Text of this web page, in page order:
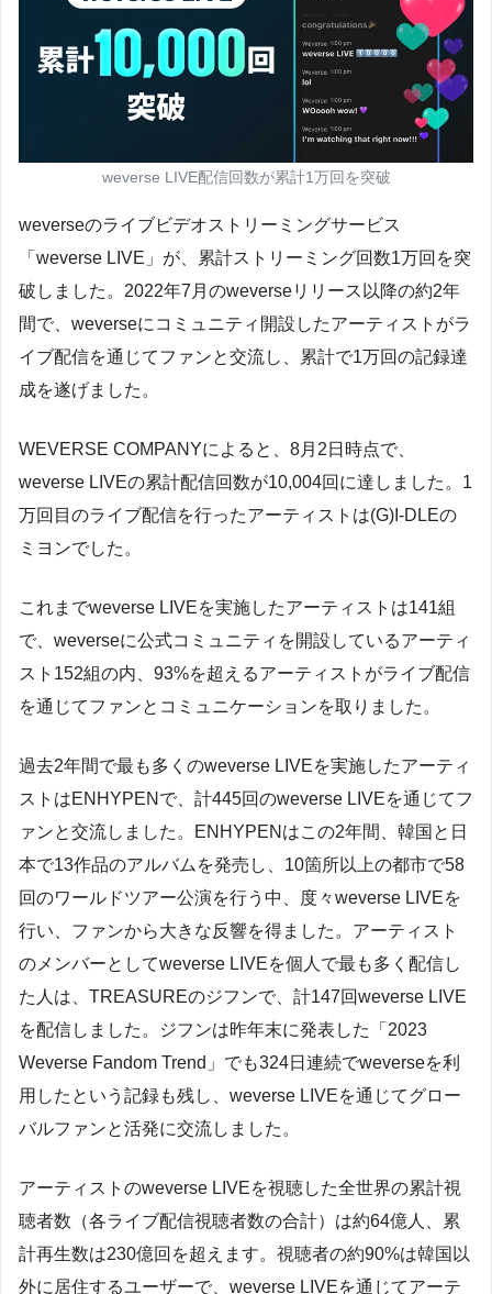
weverse LIVE配信回数が累計1万回を突破
weverseのライブビデオストリーミングサービス
「weverse LIVE」が、累計ストリーミング回数1万回を突
破しました。2022年7月のweverseリリース以降の約2年
間で、weverseにコミュニティ開設したアーティストがラ
イブ配信を通じてファンと交流し、累計で1万回の記録達
成を遂げました。
WEVERSE COMPANYによると、8月2日時点で、
weverse LIVEの累計配信回数が10,004回に達しました。1
万回目のライブ配信を行ったアーティストは(G)I-DLEの
ミヨンでした。
これまでweverse LIVEを実施したアーティストは141組
で、weverseに公式コミュニティを開設しているアーティ
スト152組の内、93%を超えるアーティストがライブ配信
を通じてファンとコミュニケーションを取りました。
過去2年間で最も多くのweverse LIVEを実施したアーティ
ストはENHYPENで、計445回のweverse LIVEを通じてフ
ァンと交流しました。ENHYPENはこの2年間、韓国と日
本で13作品のアルバムを発売し、10箇所以上の都市で58
回のワールドツアー公演を行う中、度々weverse LIVEを
行い、ファンから大きな反響を得ました。アーティスト
のメンバーとしてweverse LIVEを個人で最も多く配信し
た人は、TREASUREのジフンで、計147回weverse LIVE
を配信しました。ジフンは昨年末に発表した「2023
Weverse Fandom Trend」でも324日連続でweverseを利
用したという記録も残し、weverse LIVEを通じてグロー
バルファンと活発に交流しました。
アーティストのweverse LIVEを視聴した全世界の累計視
聴者数（各ライブ配信視聴者数の合計）は約64億人、累
計再生数は230億回を超えます。視聴者の約90%は韓国以
外に居住するユーザーで、weverse LIVEを通じてアーテ